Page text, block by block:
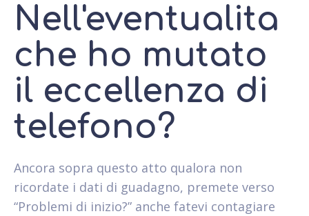
Nell'eventualita
che ho mutato
il eccellenza di
telefono?
Ancora sopra questo atto qualora non
ricordate i dati di guadagno, premete verso
“Problemi di inizio?” anche fatevi contagiare